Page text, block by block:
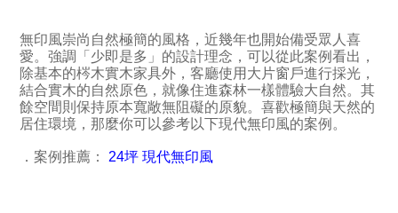
無印風崇尚自然極簡的風格，近幾年也開始備受眾人喜
愛。強調「少即是多」的設計理念，可以從此案例看出，
除基本的梣木實木家具外，客廳使用大片窗戶進行採光，
結合實木的自然原色，就像住進森林一樣體驗大自然。其
餘空間則保持原本寬敞無阻礙的原貌。喜歡極簡與天然的
居住環境，那麼你可以參考以下現代無印風的案例。
．案例推薦： 24坪 現代無印風